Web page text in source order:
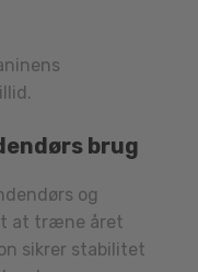
brug
og
at træne året
sikrer stabilitet